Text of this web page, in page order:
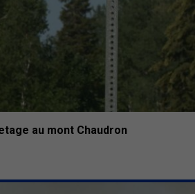
au mont Chaudron